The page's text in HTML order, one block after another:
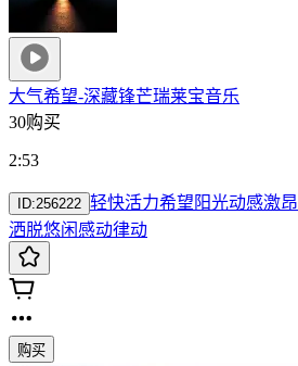
大气希望-深藏锋芒瑞莱宝音乐
30购买
2:53
ID:256222 轻快活力希望 阳光动感激昂
洒脱悠闲感动律动
购买